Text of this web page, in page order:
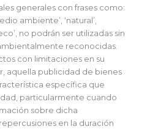
generales con frases como:
ambiente’, ‘natural’,
no podrán ser utilizadas sin
reconocidas.
con limitaciones en su
aquella publicidad de bienes
específica que
particularmente cuando
sobre dicha
en la duración